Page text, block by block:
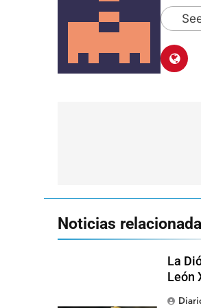
Noticias
La
León